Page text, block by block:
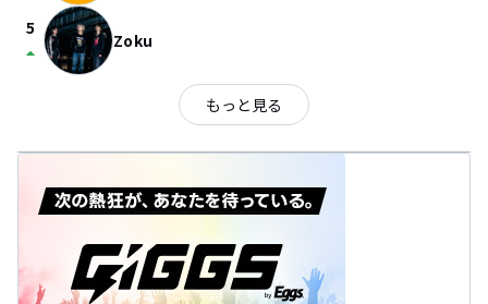
5
arrow_drop_up Zoku
もっと見る